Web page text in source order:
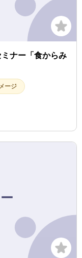
ナー「食からみ
ージ